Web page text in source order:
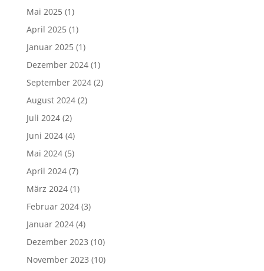
Mai 2025(1)
April 2025(1)
Januar 2025(1)
Dezember 2024(1)
September 2024(2)
August 2024(2)
Juli 2024(2)
Juni 2024(4)
Mai 2024(5)
April 2024(7)
März 2024(1)
Februar 2024(3)
Januar 2024(4)
Dezember 2023 (10)
November 2023 (10)